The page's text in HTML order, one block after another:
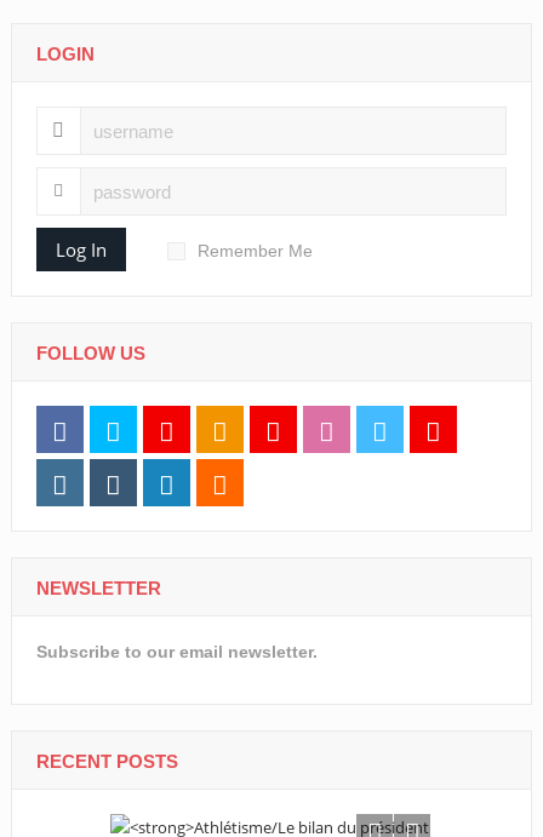
LOGIN
Log In Remember Me
FOLLOW US
NEWSLETTER
Subscribe to our email newsletter.
RECENT POSTS